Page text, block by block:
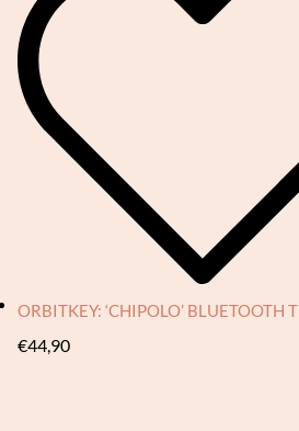
ORBITKEY: ‘CHIPOLO’ BLUETOOTH
€44,90